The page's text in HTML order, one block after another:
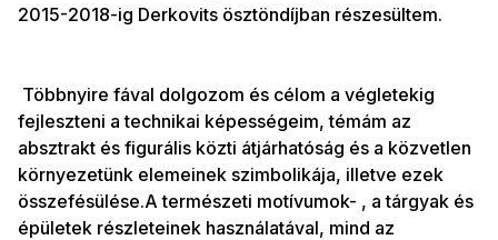
2015-2018-ig Derkovits ösztöndíjban részesültem.
Többnyire fával dolgozom és célom a végletekig
fejleszteni a technikai képességeim, témám az
absztrakt és figurális közti átjárhatóság és a közvetlen
környezetünk elemeinek szimbolikája, illetve ezek
összefésülése.A természeti motívumok- , a tárgyak és
épületek részleteinek használatával, mind az